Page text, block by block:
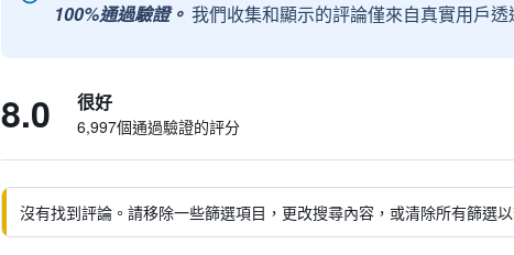
100%通過驗證。 我們收集和顯示的評論僅來自真實用戶
8.0 很好
6,997個通過驗證的評分
沒有找到評論。請移除一些篩選項目，更改搜尋內容，或清除所有篩選以